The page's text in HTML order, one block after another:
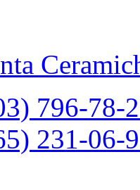
796-78-
231-06-